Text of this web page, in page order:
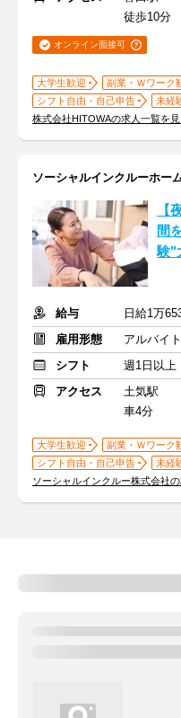
徒歩10分
オンライン面接可
大学生歓迎 副業・Ｗワーク
シフト自由・自己申告
未経
株式会社HITOWAの求人一覧を見
ソーシャルインクルーホー
【
間
験"
給与
日給1万
雇用形態
アルバイ
シフト
週1日以上
アクセス
土気駅
車4分
大学生歓迎 副業・Ｗワーク
シフト自由・自己申告
未経
ソーシャルインクルー株式会社